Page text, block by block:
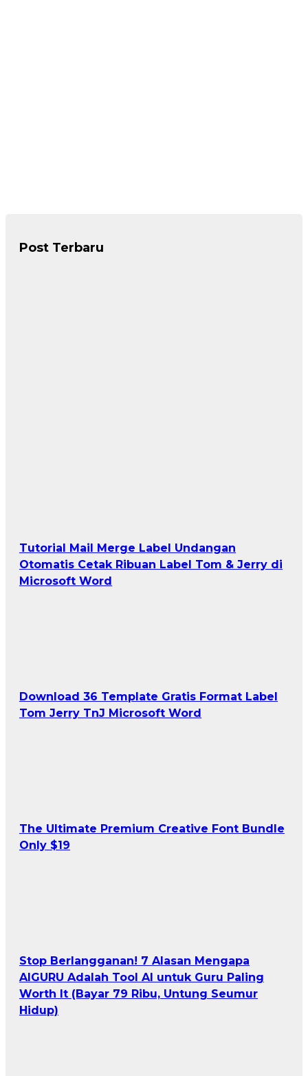
Post Terbaru
Tutorial Mail Merge Label Undangan
Otomatis Cetak Ribuan Label Tom & Jerry di
Microsoft Word
Download 36 Template Gratis Format Label
Tom Jerry TnJ Microsoft Word
The Ultimate Premium Creative Font Bundle
Only $19
Stop Berlangganan! 7 Alasan Mengapa
AIGURU Adalah Tool AI untuk Guru Paling
Worth It (Bayar 79 Ribu, Untung Seumur
Hidup)